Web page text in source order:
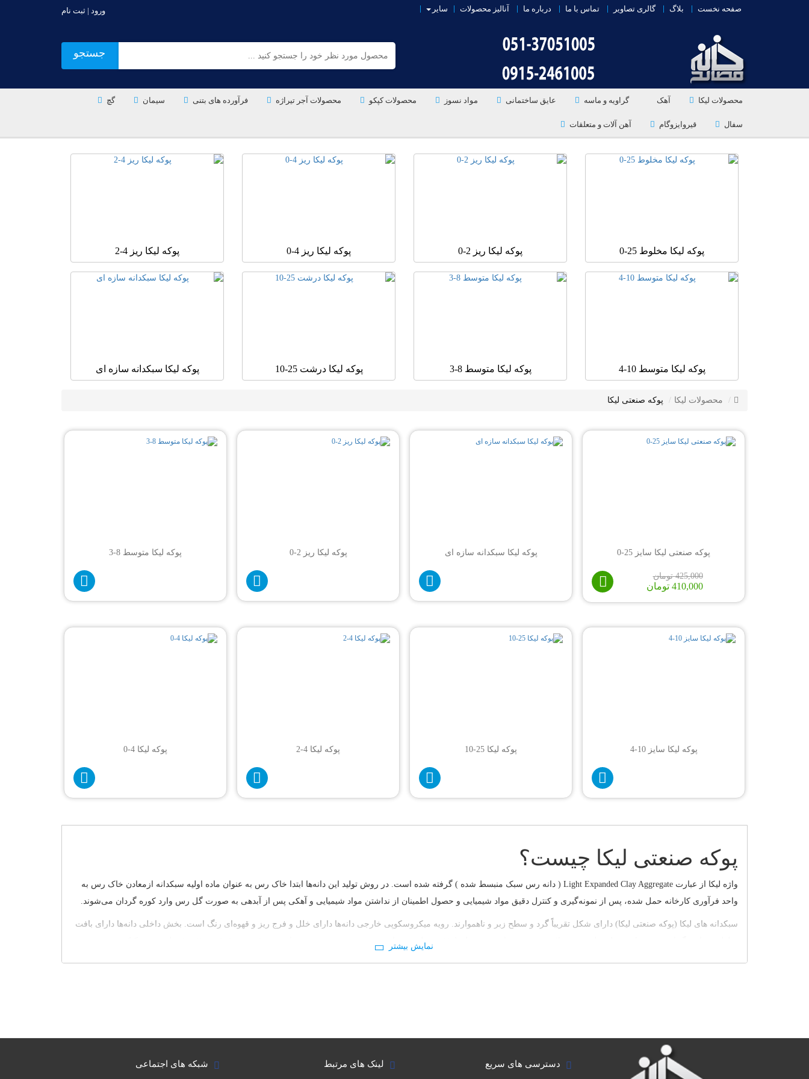
صفحه نخست بلاگ گالری تصاویر تماس با ما درباره ما آنالیز محصولات سایر ورود | ثبت نام
جستجو
محصولات لیکا آهک گراویه و ماسه عایق ساختمانی مواد نسوز محصولات کپکو محصولات آجر تیراژه فرآورده های بتنی سیمان گچ
سفال قیروایزوگام آهن آلات و متعلقات
پوکه لیکا مخلوط 25-0 پوکه لیکا ریز 2-0 پوکه لیکا ریز 4-0 پوکه لیکا ریز 4-2
پوکه لیکا متوسط 10-4 پوکه لیکا متوسط 8-3 پوکه لیکا درشت 25-10 پوکه لیکا سبکدانه سازه ای
محصولات لیکا پوکه صنعتی لیکا
پوکه صنعتی لیکا سایز 25-0
425,000 تومان
410,000 تومان
پوکه لیکا سبکدانه سازه ای پوکه لیکا ریز 2-0 پوکه لیکا متوسط 8-3
پوکه لیکا سایز 10-4 پوکه لیکا 25-10 پوکه لیکا 4-2 پوکه لیکا 4-0
پوکه صنعتی لیکا چیست؟
واژه لیکا از عبارت Light Expanded Clay Aggregate ( دانه رس سبک منبسط شده ) گرفته شده است. در روش تولید این دانه‌ها ابتدا خاک رس به عنوان ماده اولیه سبکدانه ازمعادن خاک رس به
واحد فرآوری کارخانه حمل شده، پس از نمونه‌گیری و کنترل دقیق مواد شیمیایی و حصول اطمینان از نداشتن مواد شیمیایی و آهکی پس از آبدهی به صورت گل رس وارد کوره گردان می‌شوند.
سبکدانه‌ های لیکا (پوکه صنعتی لیکا) دارای شکل تقریباً گرد و سطح زبر و ناهموارند. رویه میکروسکوپی خارجی دانه‌ها دارای خلل و فرج ریز و قهوه‌ای رنگ است. بخش داخلی دانه‌ها دارای بافت
ما در خانه مصالح نمایندگی فروش تمامی محصولات لیکا در مشهد را داریم، جهت خرید و استعلام قیمت پوکه صنعتی لیکا در مشهد با کارشناسان ما در تماس باشید.
روش تولید سبکدانه لیکا
سبکدانه ليکا طي 3 مرحله زير توليد میشود :
دسترسی های سریع لینک های مرتبط شبکه های اجتماعی